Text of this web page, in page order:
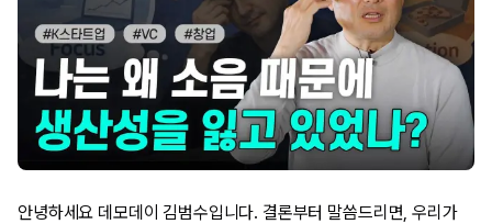
안녕하세요 데모데이 김범수입니다. 결론부터 말씀드리면, 우리가